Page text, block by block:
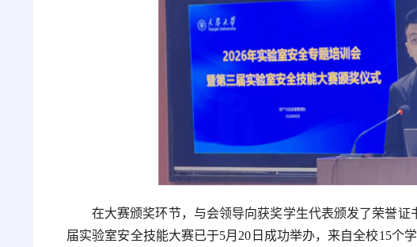
在大赛颁奖环节，与会领导向获奖学生代表颁发了荣誉
届实验室安全技能大赛已于5月20日成功举办，来自全校15个